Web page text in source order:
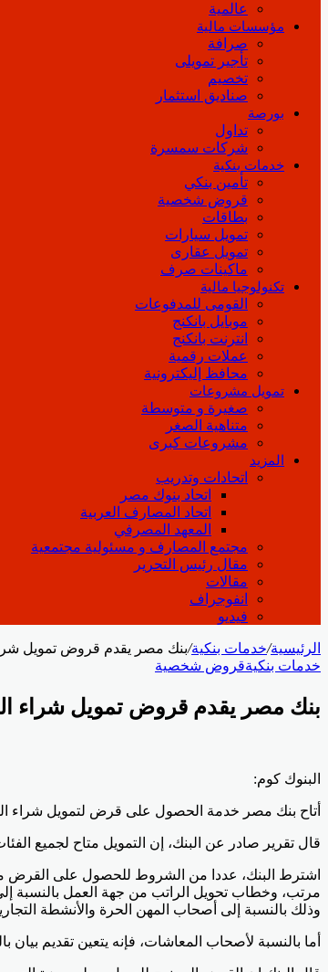
عالمية
مؤسسات مالية
صرافة
تأجير تمويلى
تخصيم
صناديق استثمار
بورصة
تداول
شركات سمسرة
خدمات بنكية
تأمين بنكي
قروض شخصية
بطاقات
تمويل سيارات
تمويل عقارى
ماكينات صرف
تكنولوجيا مالية
القومى للمدفوعات
موبايل بانكنج
انترنت بانكنج
عملات رقمية
محافظ إليكترونية
تمويل مشروعات
صغيرة و متوسطة
متناهية الصغر
مشروعات كبرى
المزيد
اتحادات وتدريب
اتحاد بنوك مصر
اتحاد المصارف العربية
المعهد المصرفي
مجتمع المصارف و مسئولية مجتمعية
مقال رئيس التحرير
مقالات
انفوجراف
فيديو
الرئيسية/خدمات بنكية/بنك مصر يقدم قروض تمويل
خدمات بنكيةقروض شخصية
بنك مصر يقدم قروض تمويل شراء
البنوك كوم:
أتاح بنك مصر خدمة الحصول على قرض لتمويل شراء السلع المعمرة من
قال تقرير صادر عن البنك، إن التمويل متاح لجميع الفئات من
وذلك بالنسبة إلى أصحاب المهن الحرة والأنشطة
أما بالنسبة لأصحاب المعاشات، فإنه يتعين تقديم